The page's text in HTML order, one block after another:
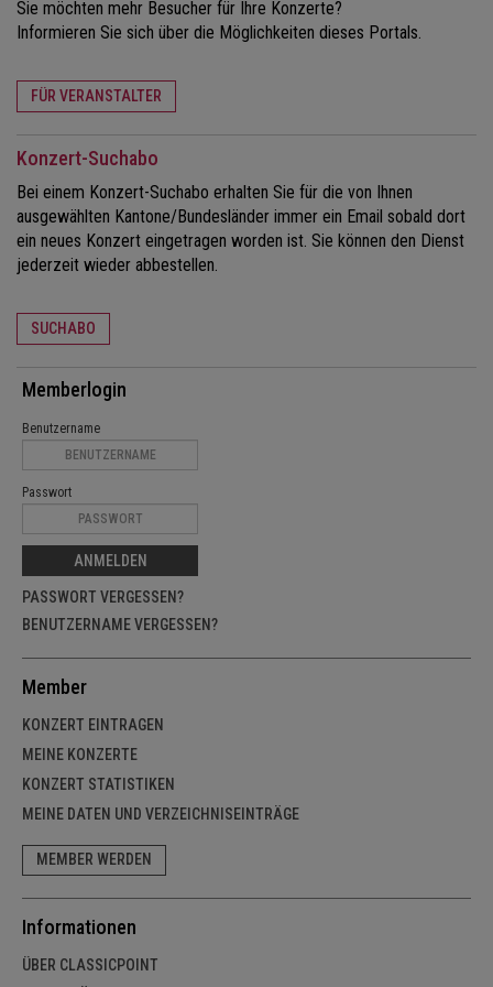
Sie möchten mehr Besucher für Ihre Konzerte?
Informieren Sie sich über die Möglichkeiten dieses Portals.
FÜR VERANSTALTER
Konzert-Suchabo
Bei einem Konzert-Suchabo erhalten Sie für die von Ihnen
ausgewählten Kantone/Bundesländer immer ein Email sobald dort
ein neues Konzert eingetragen worden ist. Sie können den Dienst
jederzeit wieder abbestellen.
SUCHABO
Memberlogin
Benutzername
Passwort
ANMELDEN
PASSWORT VERGESSEN?
BENUTZERNAME VERGESSEN?
Member
KONZERT EINTRAGEN
MEINE KONZERTE
KONZERT STATISTIKEN
MEINE DATEN UND VERZEICHNISEINTRÄGE
MEMBER WERDEN
Informationen
ÜBER CLASSICPOINT